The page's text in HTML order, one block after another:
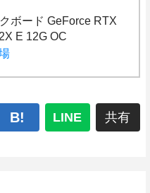
ボード GeForce RTX
E 12G OC
B! LINE 共有